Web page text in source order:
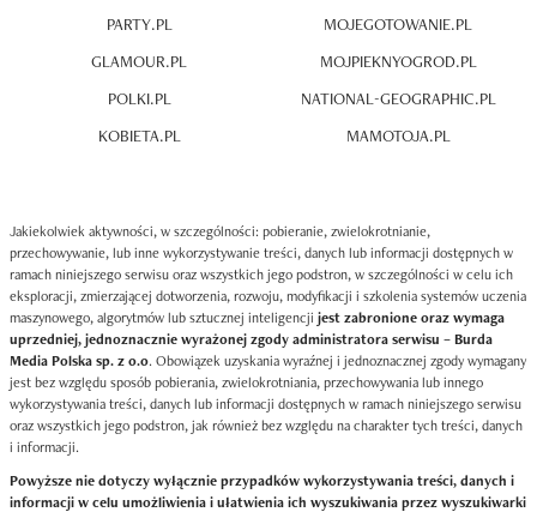
PARTY.PL
GLAMOUR.PL
POLKI.PL
KOBIETA.PL
MOJEGOTOWANIE.PL
MOJPIEKNYOGROD.PL
NATIONAL-GEOGRAPHIC.PL
MAMOTOJA.PL
Jakiekolwiek aktywności, w szczególności: pobieranie, zwielokrotnianie,
przechowywanie, lub inne wykorzystywanie treści, danych lub informacji dostępnych w
ramach niniejszego serwisu oraz wszystkich jego podstron, w szczególności w celu ich
eksploracji, zmierzającej dotworzenia, rozwoju, modyfikacji i szkolenia systemów uczenia
maszynowego, algorytmów lub sztucznej inteligencji jest zabronione oraz wymaga
uprzedniej, jednoznacznie wyrażonej zgody administratora serwisu – Burda
Media Polska sp. z o.o. Obowiązek uzyskania wyraźnej i jednoznacznej zgody wymagany
jest bez względu sposób pobierania, zwielokrotniania, przechowywania lub innego
wykorzystywania treści, danych lub informacji dostępnych w ramach niniejszego serwisu
oraz wszystkich jego podstron, jak również bez względu na charakter tych treści, danych
i informacji.
Powyższe nie dotyczy wyłącznie przypadków wykorzystywania treści, danych i
informacji w celu umożliwienia i ułatwienia ich wyszukiwania przez wyszukiwarki